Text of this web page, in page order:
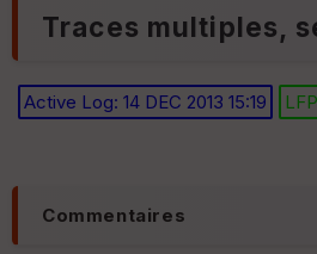
Traces multiples,
Active Log: 14 DEC 2013 15:19
Commentaires